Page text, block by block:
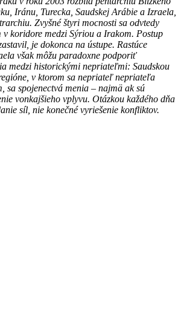
Iránu, Turecka, Saudskej Arábie a Izraela,
Zvyšné štyri mocnosti sa odvtedy
koridore medzi Sýriou a Irakom. Postup
je dokonca na ústupe. Rastúce
však môžu paradoxne podporiť
medzi historickými nepriateľmi: Saudskou
v ktorom sa nepriateľ nepriateľa
sa spojenectvá menia – najmä ak sú
vonkajšieho vplyvu. Otázkou každého dňa
síl, nie konečné vyriešenie konfliktov.